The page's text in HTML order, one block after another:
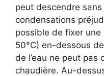
peut descendre
condensations
possible de fixer
50°C) en-dessous
de l’eau ne peut
chaudière. Au-